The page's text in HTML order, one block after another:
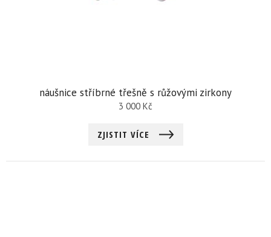
náušnice stříbrné třešně s růžovými zirkony
3 000 Kč
ZJISTIT VÍCE